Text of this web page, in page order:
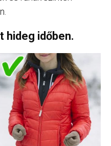
hideg időben.